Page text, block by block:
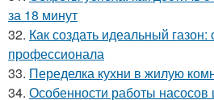
за 18 минут
32. Как создать идеальный газон:
профессионала
33. Переделка кухни в жилую
34. Особенности работы насосов